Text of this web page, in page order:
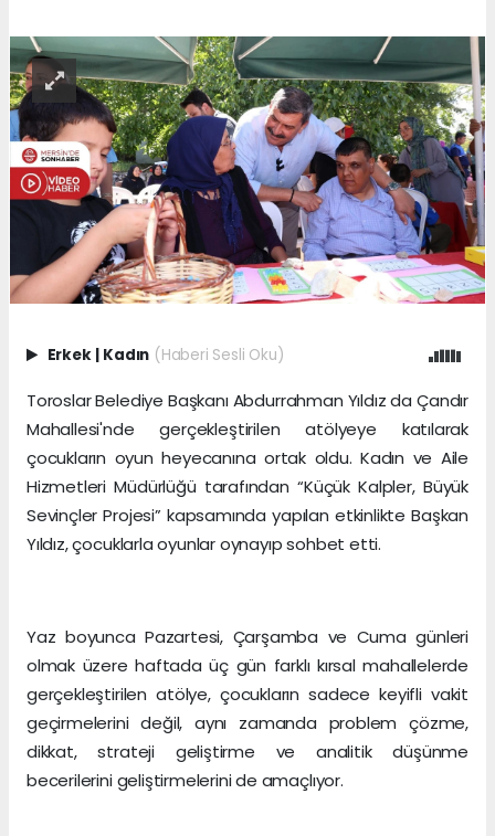
Erkek | Kadın (Haberi Sesli Oku)
Toroslar Belediye Başkanı Abdurrahman Yıldız da Çandır
Mahallesi'nde gerçekleştirilen atölyeye katılarak
çocukların oyun heyecanına ortak oldu. Kadın ve Aile
Hizmetleri Müdürlüğü tarafından “Küçük Kalpler, Büyük
Sevinçler Projesi” kapsamında yapılan etkinlikte Başkan
Yıldız, çocuklarla oyunlar oynayıp sohbet etti.
Yaz boyunca Pazartesi, Çarşamba ve Cuma günleri
olmak üzere haftada üç gün farklı kırsal mahallelerde
gerçekleştirilen atölye, çocukların sadece keyifli vakit
geçirmelerini değil, aynı zamanda problem çözme,
dikkat, strateji geliştirme ve analitik düşünme
becerilerini geliştirmelerini de amaçlıyor.